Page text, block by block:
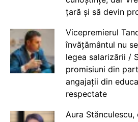
țară și să devin
Vicepremierul
învățământul nu
legea salarizării /
promisiuni din
angajații din
respectate
Aura